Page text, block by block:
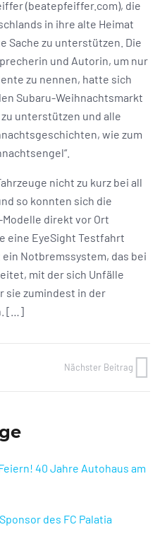
(beatepfeiffer.com), die
in ihre alte Heimat
Sache zu unterstützen. Die
und Autorin, um nur
zu nennen, hatte sich
Subaru-Weihnachtsmarkt
unterstützen und alle
wie zum
nicht zu kurz bei all
so konnten sich die
direkt vor Ort
eine EyeSight Testfahrt
Notbremssystem, das bei
mit der sich Unfälle
sie zumindest in der
[…]
Nächster Beitrag
40 Jahre Autohaus am
des FC Palatia